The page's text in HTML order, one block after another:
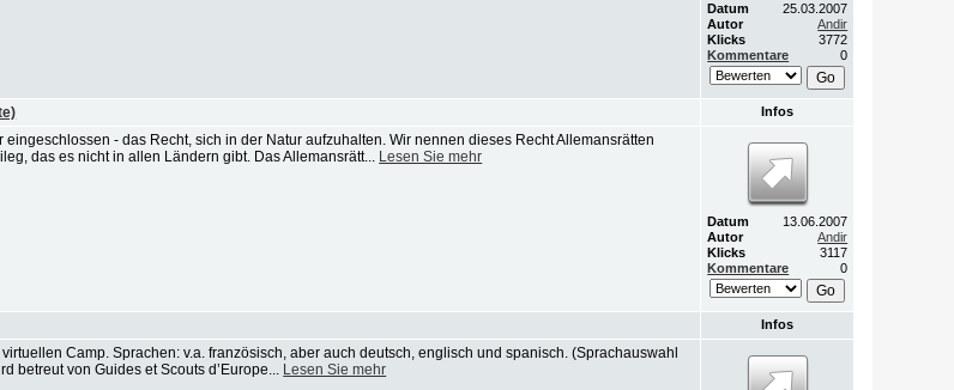
Datum
25.03.2007
Autor
Andir
Klicks
3772
Kommentare
0
Infos
- das Recht, sich in der Natur aufzuhalten. Wir nennen dieses Recht Allemansrätten
das es nicht in allen Ländern gibt. Das Allemansrätt... Lesen Sie mehr
Datum
13.06.2007
Autor
Andir
Klicks
3117
Kommentare
0
Infos
Camp. Sprachen: v.a. französisch, aber auch deutsch, englisch und spanisch. (Sprachauswahl
betreut von Guides et Scouts d’Europe... Lesen Sie mehr